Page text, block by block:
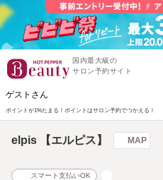
国内最大級の
サロン予約サイト
ゲストさん
ポイントが1%たまる！ ポイントはサロン予約でつかえる！
elpis 【エルピス】 MAP
スマート支払いOK